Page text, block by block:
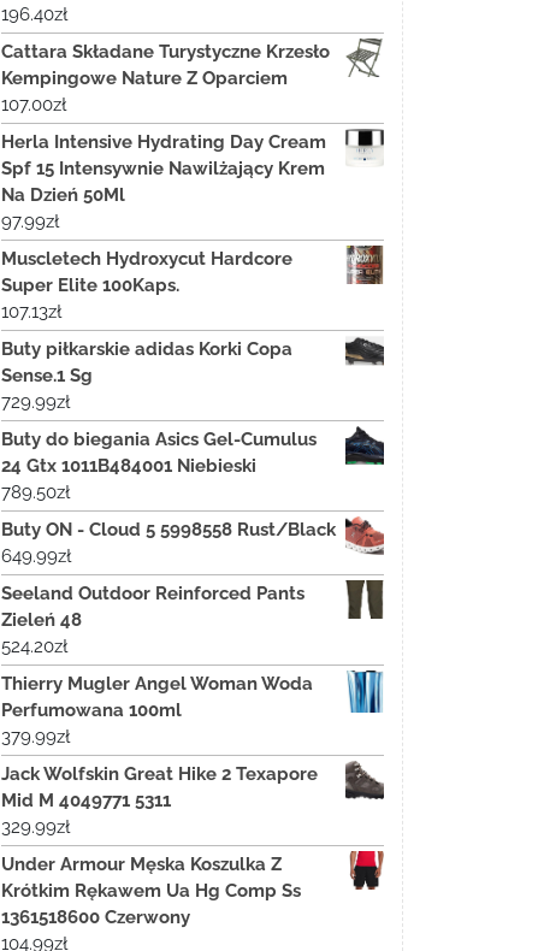
196.40zł
Cattara Składane Turystyczne Krzesło
Kempingowe Nature Z Oparciem
107.00zł
Herla Intensive Hydrating Day Cream
Spf 15 Intensywnie Nawilżający Krem
Na Dzień 50Ml
97.99zł
Muscletech Hydroxycut Hardcore
Super Elite 100Kaps.
107.13zł
Buty piłkarskie adidas Korki Copa
Sense.1 Sg
729.99zł
Buty do biegania Asics Gel-Cumulus
24 Gtx 1011B484001 Niebieski
789.50zł
Buty ON - Cloud 5 5998558 Rust/Black
649.99zł
Seeland Outdoor Reinforced Pants
Zieleń 48
524.20zł
Thierry Mugler Angel Woman Woda
Perfumowana 100ml
379.99zł
Jack Wolfskin Great Hike 2 Texapore
Mid M 4049771 5311
329.99zł
Under Armour Męska Koszulka Z
Krótkim Rękawem Ua Hg Comp Ss
1361518600 Czerwony
104.99zł